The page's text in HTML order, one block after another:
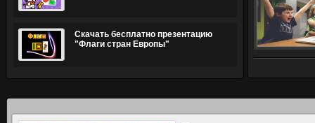
Скачать бесплатно презентацию
"Флаги стран Европы"